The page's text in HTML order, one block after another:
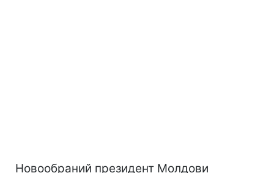
Новообраний президент Молдови